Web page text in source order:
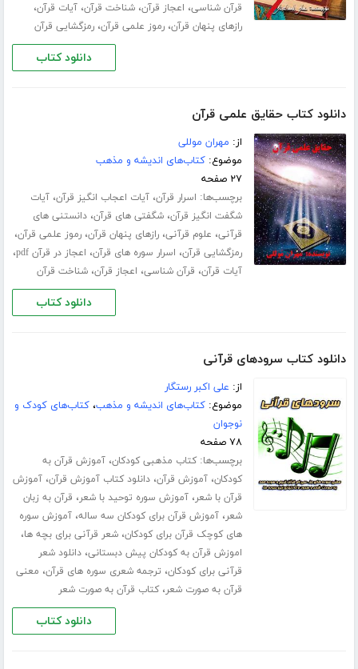
قرآن شناسی، اعجاز قرآن،شناخت قرآن،آیات قرآن،
رازهای پنهان قرآن،رموز علمی قرآن،رمزگشایی قرآن
دانلود کتاب
دانلود کتاب حقایق علمی قرآن
از: مهران موللی
موضوع:کتاب‌های اندیشه و مذهب
۲۷ صفحه
برچسب‌ها: اسرار قرآن،آیات اعجاب انگیز قرآن،آیات
شگفت انگیز قرآن،شگفتی های قرآن،دانستنی های
قرآنی، علوم قرآنی،رازهای پنهان قرآن،رموز علمی قرآن،
رمزگشایی قرآن، اسرار سوره های قرآن، اعجاز در قرآن pdf ،
آیات قرآن، قرآن شناسی، اعجاز قرآن،شناخت قرآن
دانلود کتاب
دانلود کتاب سرودهای قرآنی
از: علی اکبر رستگار
موضوع:کتاب‌های اندیشه و مذهب،کتاب‌های کودک و
نوجوان
۷۸ صفحه
برچسب‌ها:کتاب مذهبی کودکان،آموزش قرآن به
کودکان،آموزش قرآن،دانلود کتاب آموزش قرآن،آموزش
قرآن با شعر،آموزش سوره توحید با شعر، قرآن به زبان
شعر،آموزش قرآن برای کودکان سه ساله،آموزش سوره
های کوچک قرآن برای کودکان،شعر قرآنی برای بچه ها،
اموزش قرآن به کودکان پیش دبستانی،دانلود شعر
قرآنی برای کودکان، ترجمه شعری سوره های قرآن، معنی
قرآن به صورت شعر،کتاب قرآن به صورت شعر
دانلود کتاب